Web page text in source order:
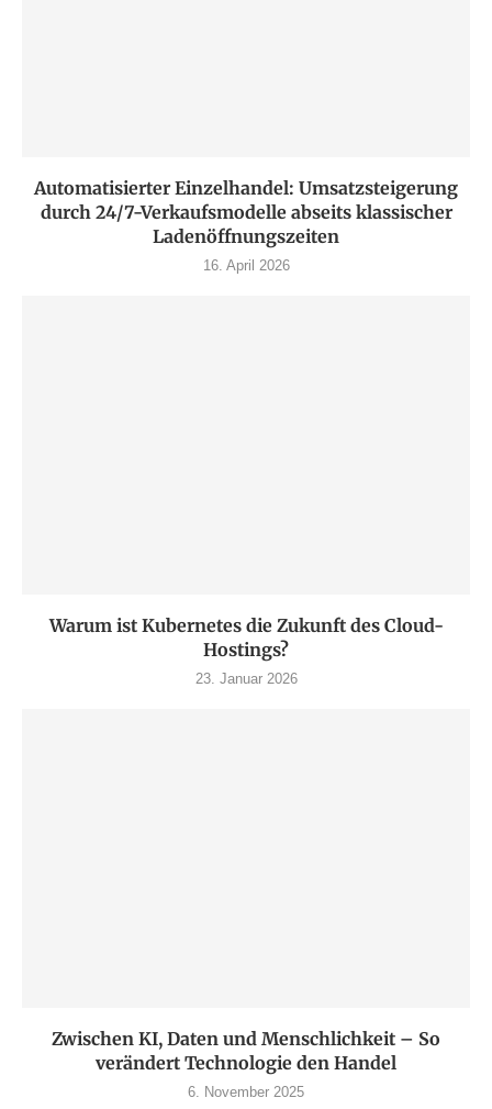
Automatisierter Einzelhandel: Umsatzsteigerung
durch 24/7-Verkaufsmodelle abseits klassischer
Ladenöffnungszeiten
16. April 2026
Warum ist Kubernetes die Zukunft des Cloud-
Hostings?
23. Januar 2026
Zwischen KI, Daten und Menschlichkeit – So
verändert Technologie den Handel
6. November 2025